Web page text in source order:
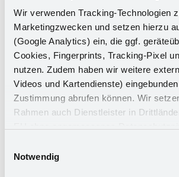
Wir verwenden Tracking-Technologien
Marketingzwecken und setzen hierzu
(Google Analytics) ein, die ggf.
Cookies, Fingerprints, Tracking-Pixel
nutzen. Zudem haben wir weitere
Videos und Kartendienste)
Zustimmung abrufen können. Wir
Rahmen auch Dienstleister in
zu Sicherheits- und
Notwendig